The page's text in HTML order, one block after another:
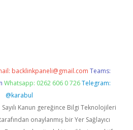
backlinkpaneli@gmail.com Teams:
Whatsapp: 0262 606 0 726 Telegram:
@karabul
Kanun gereğince Bilgi Teknolojileri
onaylanmış bir Yer Sağlayıcı